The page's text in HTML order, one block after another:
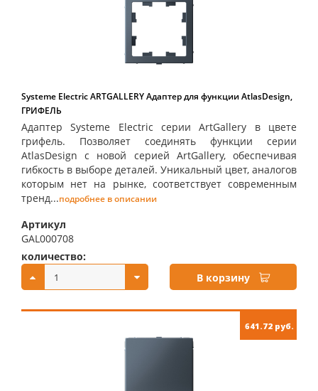
Systeme Electric ARTGALLERY Адаптер для функции AtlasDesign,
ГРИФЕЛЬ
Адаптер Systeme Electric серии ArtGallery в цвете
грифель. Позволяет соединять функции серии
AtlasDesign с новой серией ArtGallery, обеспечивая
гибкость в выборе деталей. Уникальный цвет, аналогов
которым нет на рынке, соответствует современным
тренд...подробнее в описании
Артикул
GAL000708
количество:
В корзину
641.72 руб.